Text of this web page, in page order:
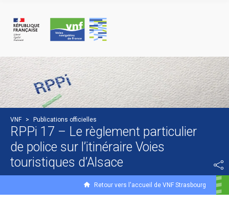
VNF > Publications officielles
RPPi 17 – Le règlement particulier
de police sur l’itinéraire Voies
touristiques d’Alsace
Retour vers l'accueil de VNF Strasbourg